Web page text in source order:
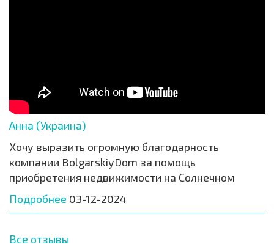
Анна (Украина)
Хочу выразить огромную благодарность
компании BolgarskiyDom за помощь
приобретения недвижимости на Солнечном
Подробнее 03-12-2024
Все отзывы